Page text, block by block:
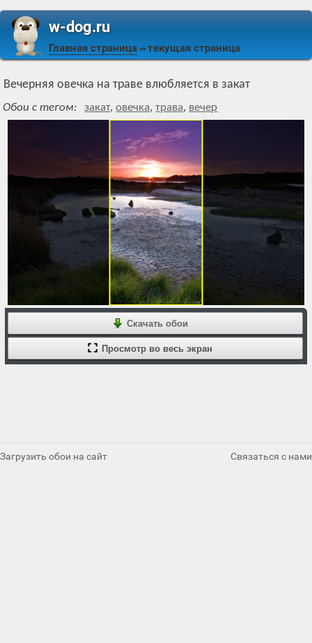
w-dog.ru
Главная страница ⇒ текущая страница
Вечерняя овечка на траве влюбляется в закат
Обои с тегом: закат,овечка,трава, вечер
Скачать обои
Просмотр во весь экран
Загрузить обои на сайт Связаться с нами